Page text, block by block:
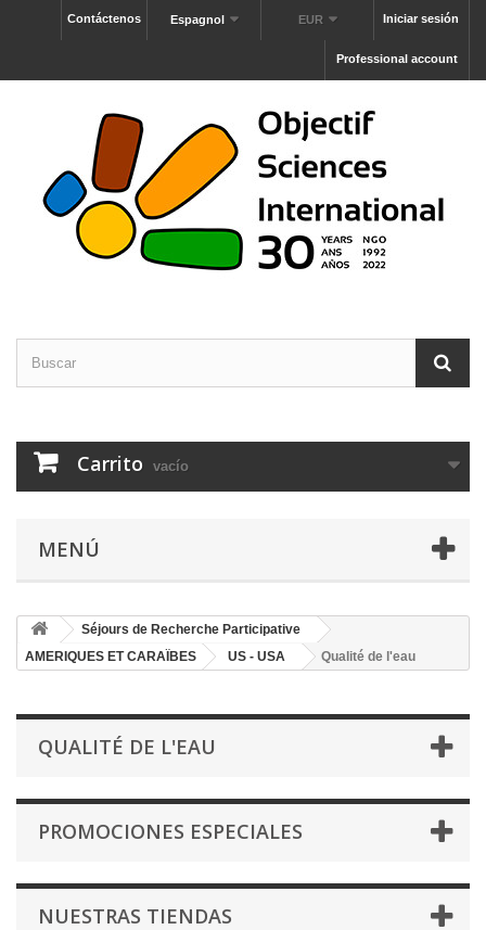
Iniciar sesión
EUR
Espagnol
Contáctenos
Professional account
Carrito vacío
MENÚ
Séjours de Recherche Participative
AMERIQUES ET CARAÏBES
US - USA Qualité de l'eau
QUALITÉ DE L'EAU
PROMOCIONES ESPECIALES
NUESTRAS TIENDAS